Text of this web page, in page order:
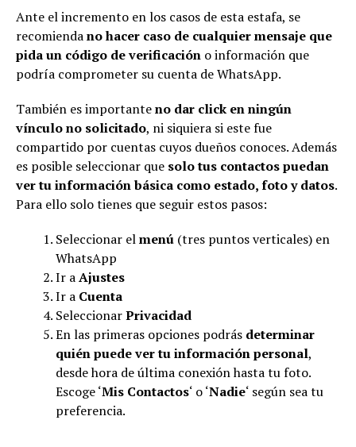
Ante el incremento en los casos de esta estafa, se
recomiendano hacer caso de cualquier mensaje que
pida un código de verificación o información que
podría comprometer su cuenta de WhatsApp.
También es importanteno dar click en ningún
vínculo no solicitado, ni siquiera si este fue
compartido por cuentas cuyos dueños conoces. Además
es posible seleccionar que solo tus contactos puedan
ver tu información básica como estado, foto y datos.
Para ello solo tienes que seguir estos pasos:
Seleccionar elmenú (tres puntos verticales) en
WhatsApp
Ir aAjustes
Ir a Cuenta
SeleccionarPrivacidad
En las primeras opciones podrás determinar
quién puede ver tu información personal,
desde hora de última conexión hasta tu foto.
Escoge ‘Mis Contactos‘ o ‘Nadie‘ según sea tu
preferencia.